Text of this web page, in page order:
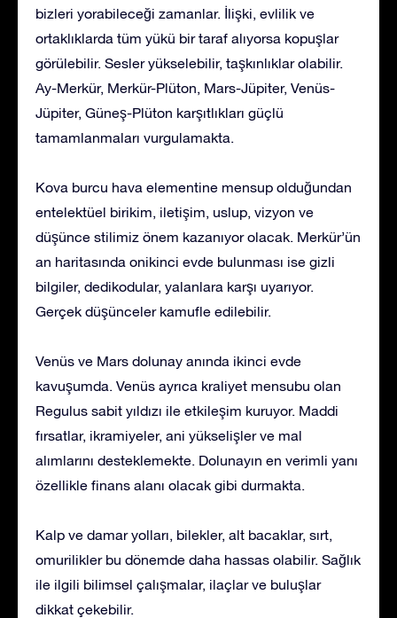
bizleri yorabileceği zamanlar. İlişki, evlilik ve
ortaklıklarda tüm yükü bir taraf alıyorsa kopuşlar
görülebilir. Sesler yükselebilir, taşkınlıklar olabilir.
Ay-Merkür, Merkür-Plüton, Mars-Jüpiter, Venüs-
Jüpiter, Güneş-Plüton karşıtlıkları güçlü
tamamlanmaları vurgulamakta.
Kova burcu hava elementine mensup olduğundan
entelektüel birikim, iletişim, uslup, vizyon ve
düşünce stilimiz önem kazanıyor olacak. Merkür’ün
an haritasında onikinci evde bulunması ise gizli
bilgiler, dedikodular, yalanlara karşı uyarıyor.
Gerçek düşünceler kamufle edilebilir.
Venüs ve Mars dolunay anında ikinci evde
kavuşumda. Venüs ayrıca kraliyet mensubu olan
Regulus sabit yıldızı ile etkileşim kuruyor. Maddi
fırsatlar, ikramiyeler, ani yükselişler ve mal
alımlarını desteklemekte. Dolunayın en verimli yanı
özellikle finans alanı olacak gibi durmakta.
Kalp ve damar yolları, bilekler, alt bacaklar, sırt,
omurilikler bu dönemde daha hassas olabilir. Sağlık
ile ilgili bilimsel çalışmalar, ilaçlar ve buluşlar
dikkat çekebilir.